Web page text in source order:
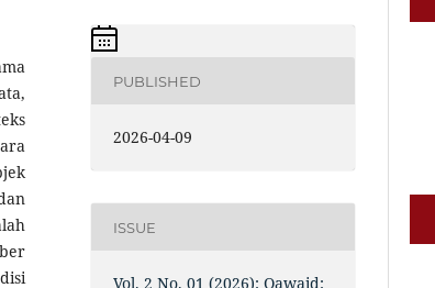
PUBLISHED
2026-04-09
ISSUE
Vol. 2 No. 01 (2026): Qawaid: